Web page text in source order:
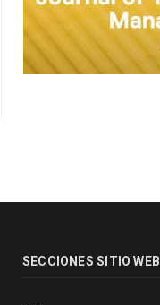
SECCIONES SITIO WEB